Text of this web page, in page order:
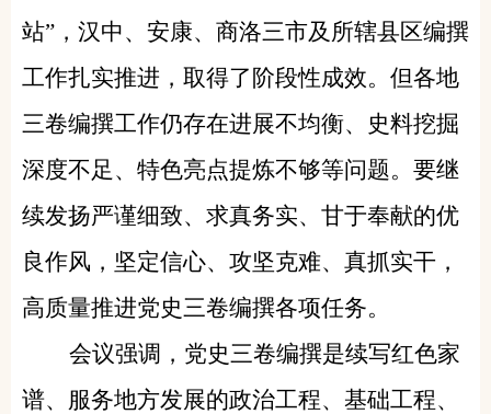
站”，汉中、安康、商洛三市及所辖县区编撰
工作扎实推进，取得了阶段性成效。但各地
三卷编撰工作仍存在进展不均衡、史料挖掘
深度不足、特色亮点提炼不够等问题。要继
续发扬严谨细致、求真务实、甘于奉献的优
良作风，坚定信心、攻坚克难、真抓实干，
高质量推进党史三卷编撰各项任务。
会议强调，党史三卷编撰是续写红色家
谱、服务地方发展的政治工程、基础工程、